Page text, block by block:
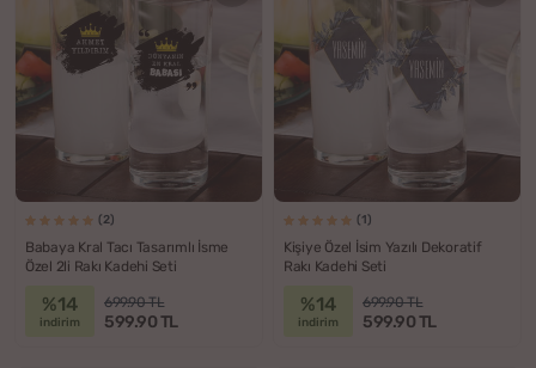
(2)
Babaya Kral Tacı Tasarımlı İsme
Özel 2li Rakı Kadehi Seti
%14
indirim
699.90 TL
599.90 TL
(1)
Kişiye Özel İsim Yazılı Dekoratif
Rakı Kadehi Seti
%14
indirim
699.90 TL
599.90 TL